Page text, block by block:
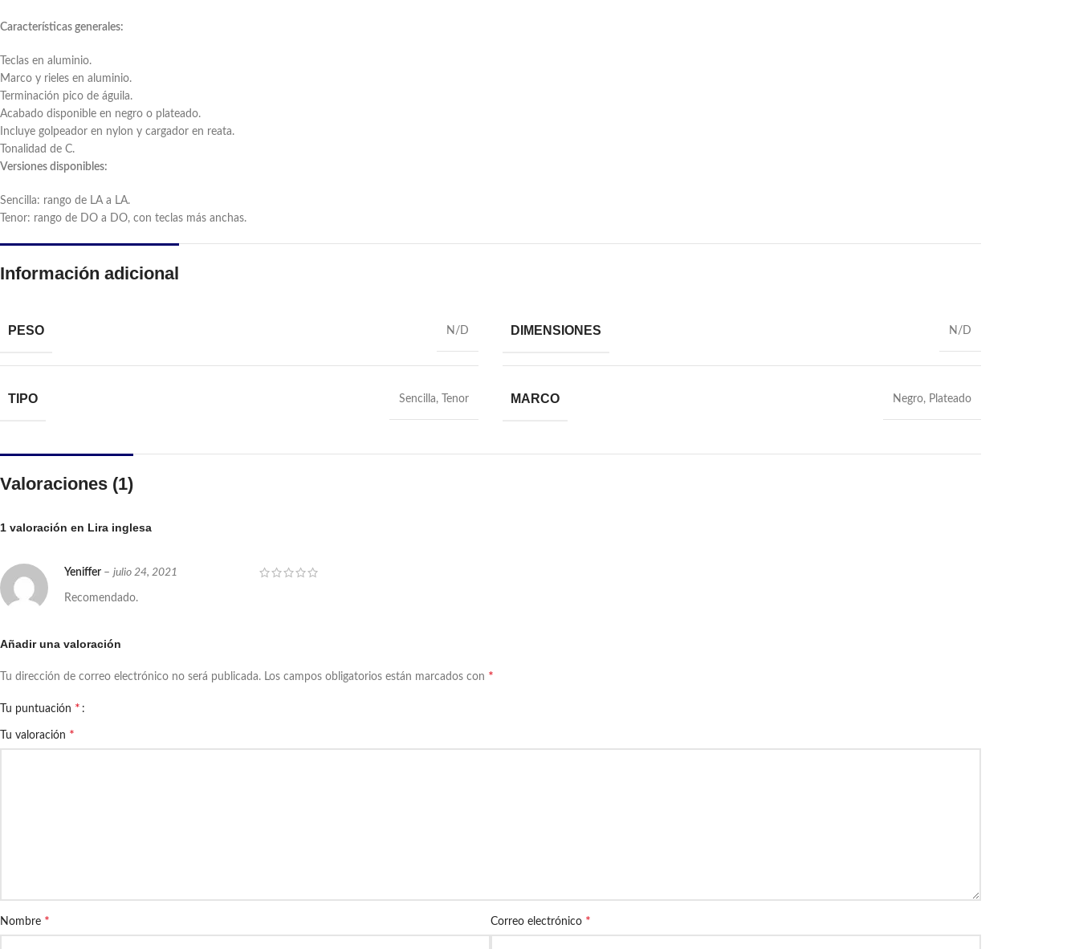
Características generales:
Teclas en aluminio.
Marco y rieles en aluminio.
Terminación pico de águila.
Acabado disponible en negro o plateado.
Incluye golpeador en nylon y cargador en reata.
Tonalidad de C.
Versiones disponibles:
Sencilla: rango de LA a LA.
Tenor: rango de DO a DO, con teclas más anchas.
Información adicional
PESO N/D DIMENSIONES N/D
TIPO Sencilla, Tenor MARCO Negro, Plateado
Valoraciones (1)
1 valoración en Lira inglesa
Yeniffer – julio 24, 2021
Recomendado.
Añadir una valoración
Tu dirección de correo electrónico no será publicada. Los campos obligatorios están marcados con *
Tu puntuación *
Tu valoración *
Nombre * Correo electrónico *